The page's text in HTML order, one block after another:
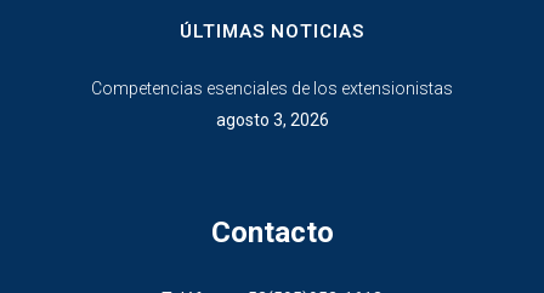
ÚLTIMAS NOTICIAS
Competencias esenciales de los extensionistas
agosto 3, 2026
Contacto